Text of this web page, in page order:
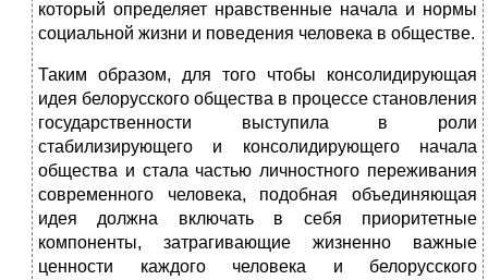
который определяет нравственные начала и нормы
социальной жизни и поведения человека в обществе.
Таким образом, для того чтобы консолидирующая
идея белорусского общества в процессе становления
государственности выступила в роли
стабилизирующего и консолидирующего начала
общества и стала частью личностного переживания
современного человека, подобная объединяющая
идея должна включать в себя приоритетные
компоненты, затрагивающие жизненно важные
ценности каждого человека и белорусского